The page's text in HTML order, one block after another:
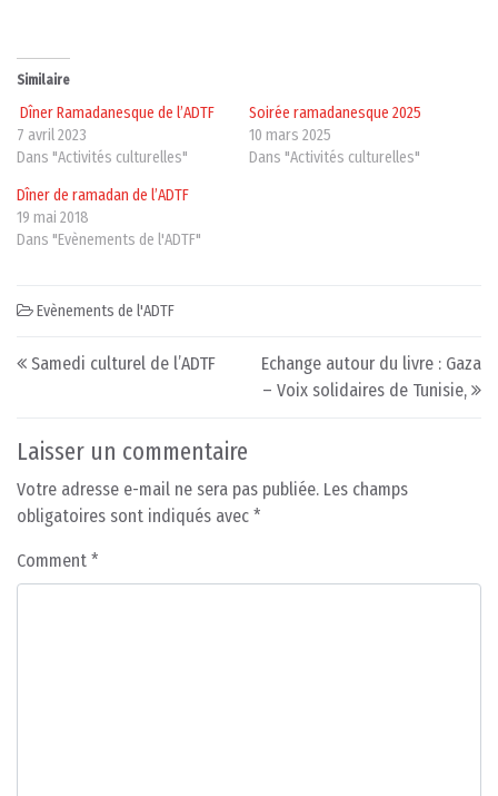
Similaire
Dîner Ramadanesque de l’ADTF
7 avril 2023
Dans "Activités culturelles"
Soirée ramadanesque 2025
10 mars 2025
Dans "Activités culturelles"
Dîner de ramadan de l’ADTF
19 mai 2018
Dans "Evènements de l'ADTF"
Evènements de l'ADTF
Post navigation
Samedi culturel de l’ADTF
Echange autour du livre : Gaza
– Voix solidaires de Tunisie,
Laisser un commentaire
Votre adresse e-mail ne sera pas publiée. Les champs
obligatoires sont indiqués avec *
Comment *